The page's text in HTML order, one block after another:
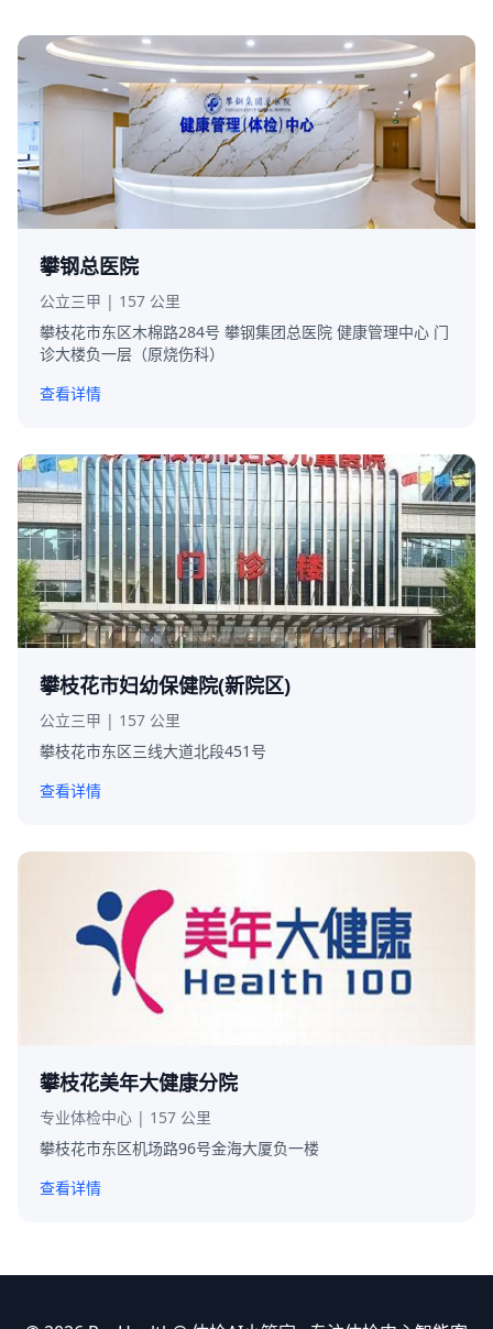
攀钢总医院
公立三甲 | 157 公里
攀枝花市东区木棉路284号 攀钢集团总医院 健康管理中心 门
诊大楼负一层（原烧伤科）
查看详情
攀枝花市妇幼保健院(新院区)
公立三甲 | 157 公里
攀枝花市东区三线大道北段451号
查看详情
攀枝花美年大健康分院
专业体检中心 | 157 公里
攀枝花市东区机场路96号金海大厦负一楼
查看详情